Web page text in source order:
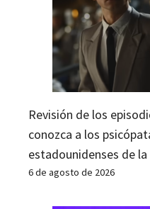
Revisión de los
conozca a los
estadounidenses de
6 de agosto de 2026